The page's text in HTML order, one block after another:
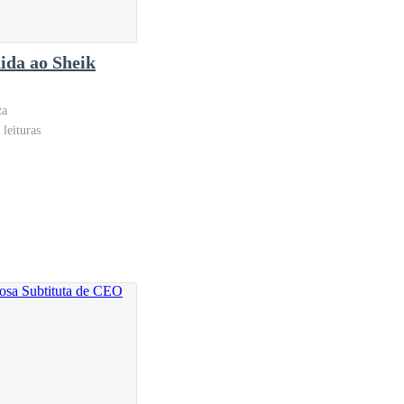
era mais próximo do meu trabalho e da
da graduação... Céus! A pensão dela e
Há duras custas consegui quatro meses com
ao Sheik